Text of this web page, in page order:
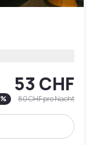
53 CHF
% 80 CHFpro Nacht